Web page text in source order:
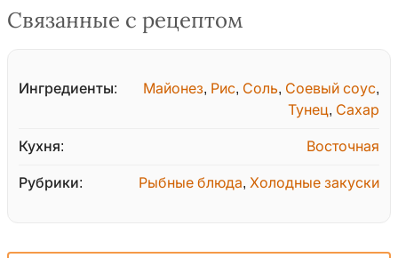
Связанные с рецептом
Ингредиенты: Майонез, Рис, Соль, Соевый соус,
Тунец, Сахар
Кухня: Восточная
Рубрики: Рыбные блюда, Холодные закуски